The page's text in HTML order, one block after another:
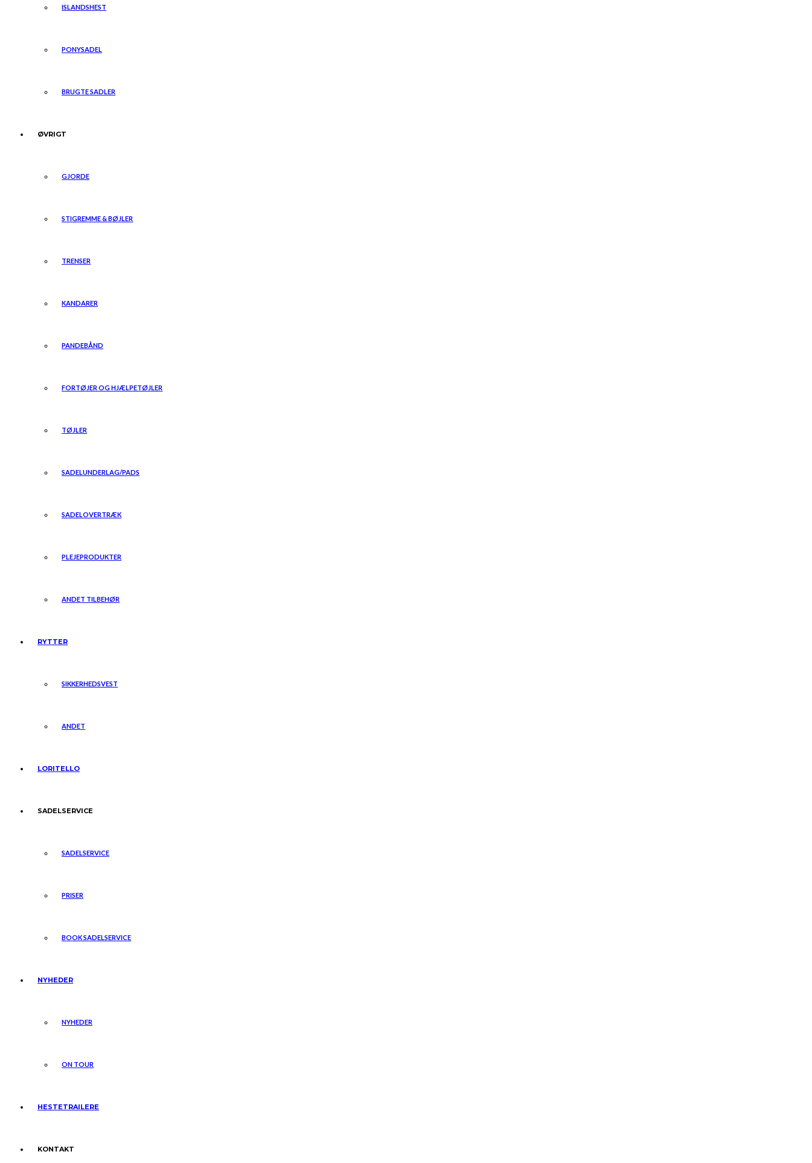
ISLANDSHEST
PONYSADEL
BRUGTE SADLER
ØVRIGT
GJORDE
STIGREMME & BØJLER
TRENSER
KANDARER
PANDEBÅND
FORTØJER OG HJÆLPETØJLER
TØJLER
SADELUNDERLAG/PADS
SADELOVERTRÆK
PLEJEPRODUKTER
ANDET TILBEHØR
RYTTER
SIKKERHEDSVEST
ANDET
LORITELLO
SADELSERVICE
SADELSERVICE
PRISER
BOOK SADELSERVICE
NYHEDER
NYHEDER
ON TOUR
HESTETRAILERE
KONTAKT